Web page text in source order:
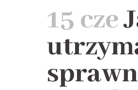
15 cze